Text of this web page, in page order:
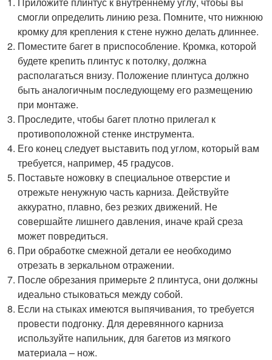
смогли определить линию реза. Помните, что нижнюю
кромку для крепления к стене нужно делать длиннее.
Поместите багет в приспособление. Кромка, которой
будете крепить плинтус к потолку, должна
располагаться внизу. Положение плинтуса должно
быть аналогичным последующему его размещению
при монтаже.
Проследите, чтобы багет плотно прилегал к
противоположной стенке инструмента.
Его конец следует выставить под углом, который вам
требуется, например, 45 градусов.
Поставьте ножовку в специальное отверстие и
отрежьте ненужную часть карниза. Действуйте
аккуратно, плавно, без резких движений. Не
совершайте лишнего давления, иначе край среза
может повредиться.
При обработке смежной детали ее необходимо
отрезать в зеркальном отражении.
После обрезания примерьте 2 плинтуса, они должны
идеально стыковаться между собой.
Если на стыках имеются выпячивания, то требуется
провести подгонку. Для деревянного карниза
используйте напильник, для багетов из мягкого
материала – нож.